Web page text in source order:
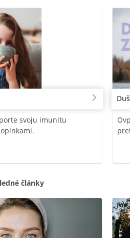
svoju imunitu
články